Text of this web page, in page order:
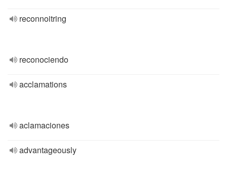
reconnoitring
reconociendo
acclamations
aclamaciones
advantageously